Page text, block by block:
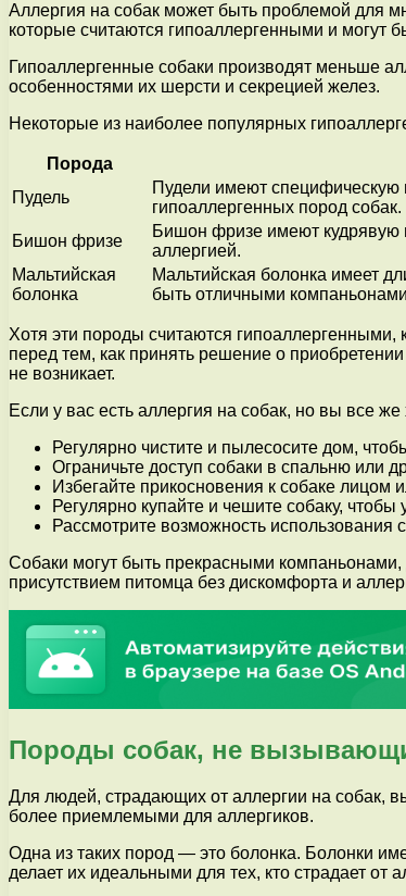
Аллергия на собак может быть проблемой для
которые считаются гипоаллергенными и могут
Гипоаллергенные собаки производят меньше
особенностями их шерсти и секрецией желез.
Некоторые из наиболее популярных
Порода
Пудель
Пудели имеют специфическую
гипоаллергенных пород собак.
Бишон фризе
Бишон фризе имеют кудрявую
аллергией.
Мальтийская
болонка
Мальтийская болонка имеет
быть отличными
Хотя эти породы считаются гипоаллергенными,
перед тем, как принять решение о
не возникает.
Если у вас есть аллергия на собак, но вы все
Регулярно чистите и пылесосите дом,
Ограничьте доступ собаки в спальню или
Избегайте прикосновения к собаке лицом
Регулярно купайте и чешите собаку,
Рассмотрите возможность
Собаки могут быть прекрасными
присутствием питомца без дискомфорта и
Породы собак, не
Для людей, страдающих от аллергии на собак,
более приемлемыми для аллергиков.
Одна из таких пород — это болонка. Болонки
делает их идеальными для тех, кто страдает от